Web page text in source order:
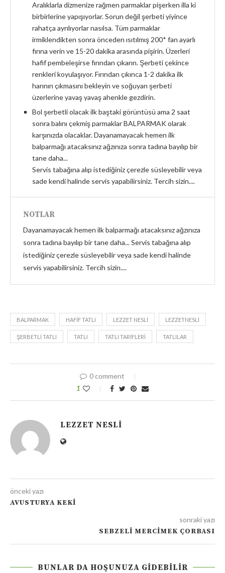
Aralıklarla dizmenize rağmen parmaklar pişerken illa ki
birbirlerine yapışıyorlar. Sorun değil şerbeti yiyince
rahatça ayrılıyorlar nasılsa. Tüm parmaklar
irmiklendikten sonra önceden ısıtılmış 200* fan ayarlı
fırına verin ve 15-20 dakika arasında pişirin. Üzerleri
hafif pembeleşirse fırından çıkarın. Şerbeti çekince
renkleri koyulaşıyor. Fırından çıkınca 1-2 dakika ilk
harının çıkmasını bekleyin ve soğuyan şerbeti
üzerlerine yavaş yavaş ahenkle gezdirin.
Bol şerbetli olacak ilk baştaki görüntüsü ama 2 saat
sonra balını çekmiş parmaklar BALPARMAK olarak
karşınızda olacaklar. Dayanamayacak hemen ilk
balparmağı atacaksınız ağzınıza sonra tadına bayılıp bir
tane daha...
Servis tabağına alıp istediğiniz çerezle süsleyebilir veya
sade kendi halinde servis yapabilirsiniz. Tercih sizin....
NOTLAR
Dayanamayacak hemen ilk balparmağı atacaksınız ağzınıza
sonra tadına bayılıp bir tane daha... Servis tabağına alıp
istediğiniz çerezle süsleyebilir veya sade kendi halinde
servis yapabilirsiniz. Tercih sizin....
BALPARMAK HAFIF TATLI LEZZET NESLI LEZZETNESLI
ŞERBETLI TATLI TATLI TATLI TARIFLERI TATLILAR
0 comment
1
LEZZET NESLI
önceki yazı
AVUSTURYA KEKI
sonraki yazı
SEBZELI MERCIMEK ÇORBASI
BUNLAR DA HOŞUNUZA GIDEBILIR